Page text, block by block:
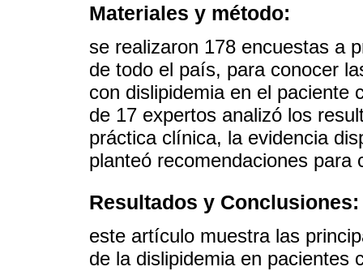
Materiales y método:
se realizaron 178 encuestas a
de todo el país, para conocer
con dislipidemia en el paciente
de 17 expertos analizó los
práctica clínica, la evidencia
planteó recomendaciones para
Resultados y Conclusiones:
este artículo muestra las
de la dislipidemia en pacientes